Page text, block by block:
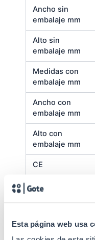
Esta página web usa
Ancho sin
embalaje mm
Alto sin
embalaje mm
Medidas con
embalaje mm
Ancho con
embalaje mm
Alto con
embalaje mm
CE
RoHs
Suministrado